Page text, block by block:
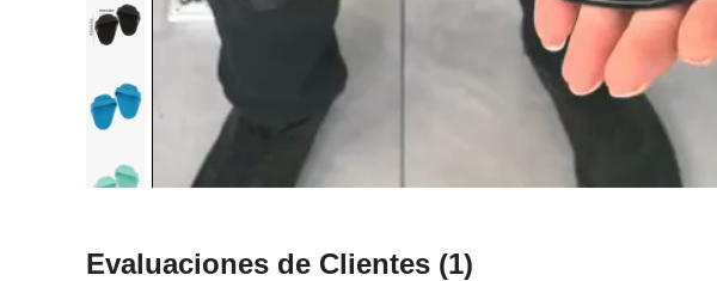
Evaluaciones de Clientes (1)